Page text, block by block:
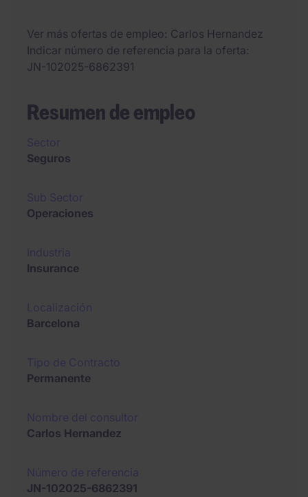
Ver más ofertas de empleo Carlos Hernandez
Indicar número de referencia para la oferta
JN-102025-6862391
Resumen de empleo
Seguros
Operaciones
Insurance
Barcelona
Permanente
Carlos Hernandez
JN-102025-6862391